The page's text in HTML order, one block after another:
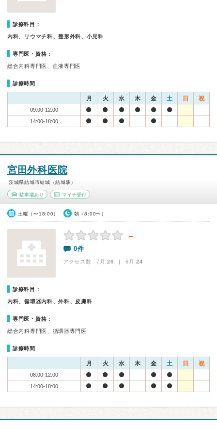
診療科目：
内科、リウマチ科、整形外科、小児科
専門医・資格：
総合内科専門医、血液専門医
診療時間
月 火 水 木 金 土 日 祝
09:00-12:00
14:00-18:00
宮田外科医院
茨城県結城市結城（結城駅）
駐車場あり マイナ受付
土曜（〜18:00） 朝（8:00〜）
－
0件
アクセス数 7月:26 | 6月:24
診療科目：
内科、循環器内科、外科、皮膚科
専門医・資格：
総合内科専門医、循環器専門医
診療時間
月 火 水 木 金 土 日 祝
08:00-12:00
14:00-18:00